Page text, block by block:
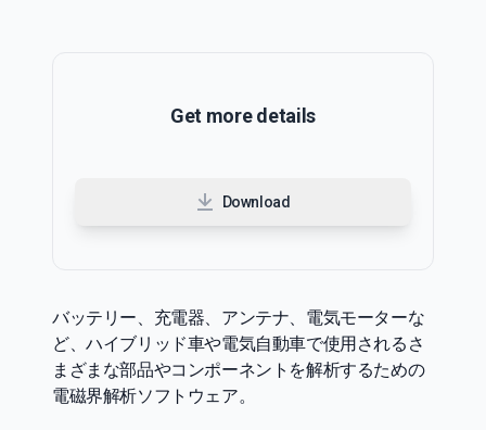
Get more details
Download
バッテリー、充電器、アンテナ、電気モーターな
ど、ハイブリッド車や電気自動車で使用されるさ
まざまな部品やコンポーネントを解析するための
電磁界解析ソフトウェア。